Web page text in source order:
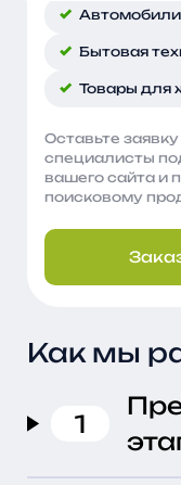
Автомобили
Бытовая
Товары для
Оставьте
специалисты
вашего сайта и
поисковому
Как мы
1